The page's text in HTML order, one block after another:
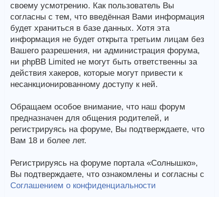
своему усмотрению. Как пользователь Вы
согласны с тем, что введённая Вами информация
будет храниться в базе данных. Хотя эта
информация не будет открыта третьим лицам без
Вашего разрешения, ни администрация форума,
ни phpBB Limited не могут быть ответственны за
действия хакеров, которые могут привести к
несанкционированному доступу к ней.
Обращаем особое внимание, что наш форум
предназначен для общения родителей, и
регистрируясь на форуме, Вы подтверждаете, что
Вам 18 и более лет.
Регистрируясь на форуме портала «Солнышко»,
Вы подтверждаете, что ознакомлены и согласны с
Соглашением о конфиденциальности